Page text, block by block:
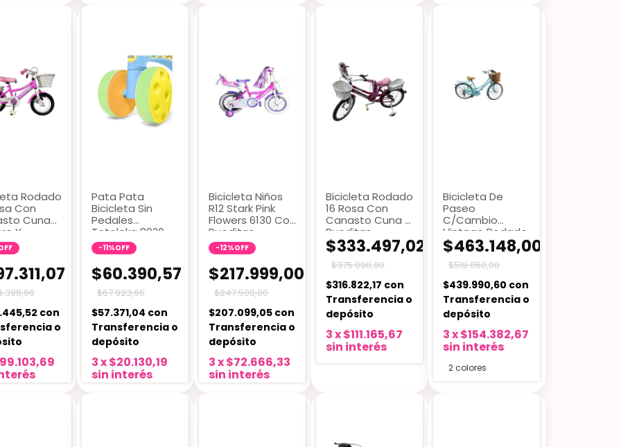
Rodado
Con
Cuna
Y
con
o
Pata Pata
Bicicleta Sin
Pedales
Totoleka 8020
-11%OFF
$60.390,57
$67.923,96
$57.371,04 con
Transferencia o
depósito
3x$20.130,19
sin interés
Bicicleta Niños
R12 Stark Pink
Flowers 6130 Con
Rueditas
-12%OFF
$217.999,00
$247.500,00
$207.099,05 con
Transferencia o
depósito
3x$72.666,33
sin interés
Bicicleta Rodado
16 Rosa Con
Canasto Cuna Y
Rueditas
$333.497,02
$375.098,90
$316.822,17 con
Transferencia o
depósito
3x$111.165,67
sin interés
Bicicleta De
Paseo
C/Cambio
Vintage Rodado
26 Musetta
VT26VM
$463.148,00
$519.860,00
$439.990,60 con
Transferencia o
depósito
3x$154.382,67
sin interés
2 colores